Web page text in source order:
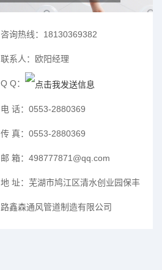
咨询热线： 18130369382
联系人： 欧阳经理
Q Q：
电 话： 0553-2880369
传 真： 0553-2880369
邮 箱： 498777871@qq.com
地 址： 芜湖市鸠江区清水创业园保丰
路鑫森通风管道制造有限公司